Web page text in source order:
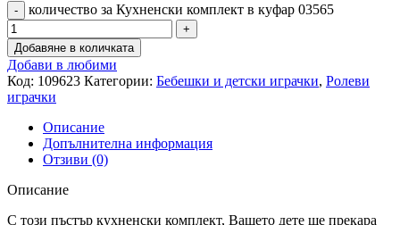
количество за Кухненски комплект в куфар 03565
Добавяне в количката
Добави в любими
Код: 109623 Категории: Бебешки и детски играчки, Ролеви
играчки
Описание
Допълнителна информация
Отзиви (0)
Описание
С този пъстър кухненски комплект, Вашето дете ще прекара